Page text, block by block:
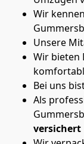
Wir
Unsere
Wir bieten
Bei uns
Als
versichert